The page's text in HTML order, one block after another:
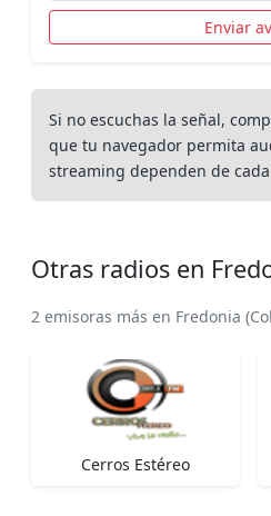
Enviar
Si no escuchas la señal,
que tu navegador permita
streaming dependen de
Otras radios en
2 emisoras más en Fredonia
Cerros Estéreo